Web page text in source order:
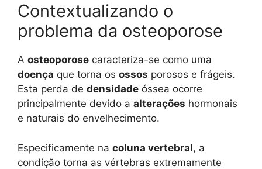
Contextualizando o
problema da osteoporose
A osteoporose caracteriza-se como uma
doença que torna os ossos porosos e frágeis.
Esta perda de densidade óssea ocorre
principalmente devido a alterações hormonais
e naturais do envelhecimento.
Especificamente na coluna vertebral, a
condição torna as vértebras extremamente